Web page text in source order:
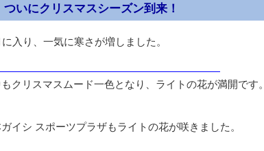
）
いにクリスマスシーズン到来！
に入り、一気に寒さが増しました。
クリスマスムード一色となり、ライトの花が満開です。
ガイシ スポーツプラザもライトの花が咲きました。